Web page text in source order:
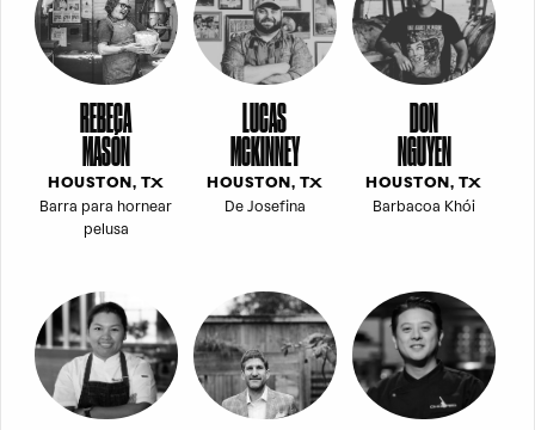
REBECA
MASÓN
HOUSTON, TX
Barra para hornear
pelusa
LUCAS
MCKINNEY
HOUSTON, TX
De Josefina
DON
NGUYEN
HOUSTON, TX
Barbacoa Khói